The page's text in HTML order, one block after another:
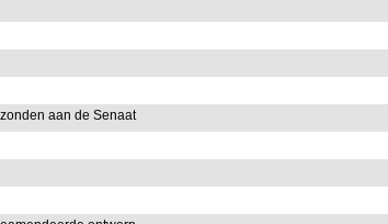
aan de Senaat